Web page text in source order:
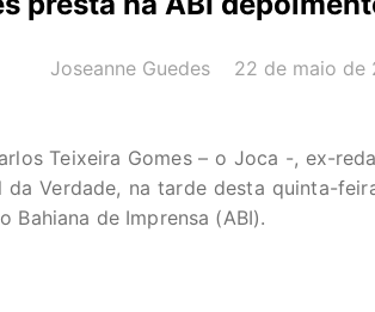
AUTOR(A):
Joseanne Guedes DATA:
22 de maio de
Teixeira Gomes – o Joca -, ex-
da Verdade, na tarde desta quinta-
Bahiana de Imprensa (ABI).